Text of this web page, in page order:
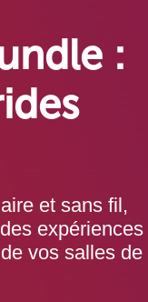
:
et sans fil,
expériences
vos salles de